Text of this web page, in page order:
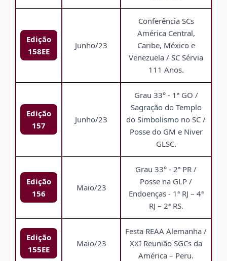
Edição
158EE
Junho/23
Conferência SCs
América Central,
Caribe, México e
Venezuela / SC Sérvia
111 Anos.
Edição
157
Junho/23
Grau 33° - 1ª GO /
Sagração do Templo
do Simbolismo no SC /
Posse do GM e Niver
GLSC.
Edição
156
Maio/23
Grau 33° - 2ª PR /
Posse na GLP /
Endoenças - 1ª RJ – 4ª
RJ – 2ª RS.
Edição
155EE
Maio/23
Festa REAA Alemanha /
XXI Reunião SGCs da
América – Peru.